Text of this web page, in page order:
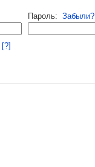
Пароль:Забыли?
[?]